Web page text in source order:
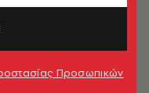
Προσωπικών